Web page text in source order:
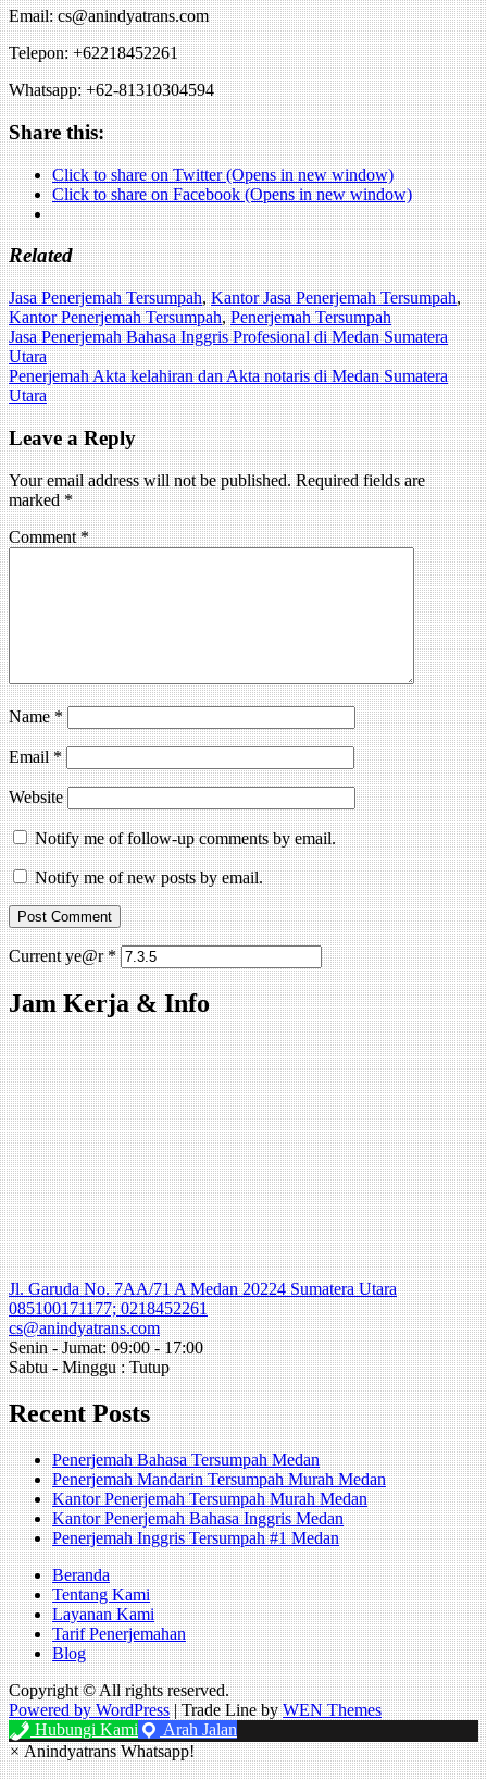
Email: cs@anindyatrans.com
Telepon: +62218452261
Whatsapp: +62-81310304594
Share this:
Click to share on Twitter (Opens in new window)
Click to share on Facebook (Opens in new window)
Related
Jasa Penerjemah Tersumpah,Kantor Jasa Penerjemah Tersumpah,
Kantor Penerjemah Tersumpah,Penerjemah Tersumpah
Post
navigation
Jasa Penerjemah Bahasa Inggris Profesional di Medan Sumatera
Utara
Penerjemah Akta kelahiran dan Akta notaris di Medan Sumatera
Utara
Leave a Reply
Your email address will not be published. Required fields are
marked*
Comment*
Name*
Email*
Website
Notify me of follow-up comments by email.
Notify me of new posts by email.
Current ye@r*
Jam Kerja & Info
Jl. Garuda No. 7AA/71 A Medan 20224 Sumatera Utara
085100171177; 0218452261
cs@anindyatrans.com
Senin - Jumat: 09:00 - 17:00
Sabtu - Minggu : Tutup
Recent Posts
Penerjemah Bahasa Tersumpah Medan
Penerjemah Mandarin Tersumpah Murah Medan
Kantor Penerjemah Tersumpah Murah Medan
Kantor Penerjemah Bahasa Inggris Medan
Penerjemah Inggris Tersumpah #1 Medan
Beranda
Tentang Kami
Layanan Kami
Tarif Penerjemahan
Blog
Copyright © All rights reserved.
Powered by WordPress |Trade Line byWEN Themes
Hubungi Kami
Arah Jalan
×Anindyatrans Whatsapp!